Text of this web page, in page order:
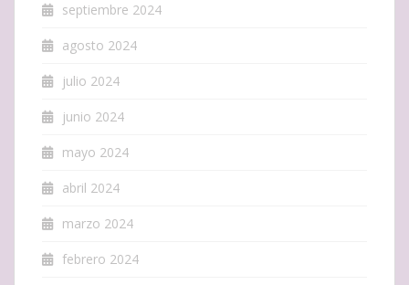
septiembre 2024
agosto 2024
julio 2024
junio 2024
mayo 2024
abril 2024
marzo 2024
febrero 2024